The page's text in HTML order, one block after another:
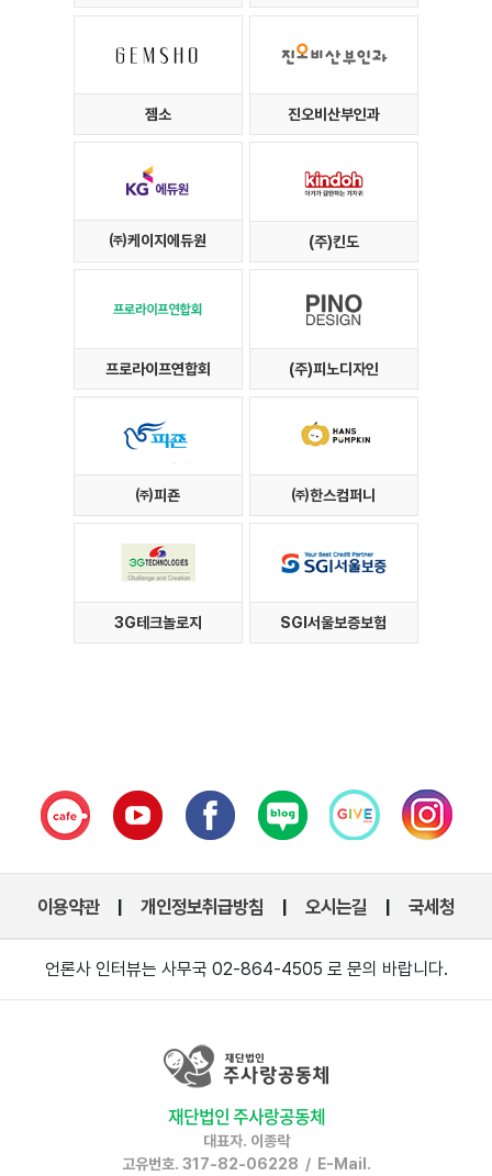
젬소 진오비산부인과
㈜케이지에듀원 (주)킨도
프로라이프연합회 (주)피노디자인
㈜피죤 ㈜한스컴퍼니
3G테크놀로지 SGI서울보증보험
이용약관| 개인정보취급방침 오시는길 국세청
언론사 인터뷰는 사무국 02-864-4505 로 문의 바랍니다.
재단법인 주사랑공동체
대표자. 이종락
고유번호. 317-82-06228 / E-Mail.